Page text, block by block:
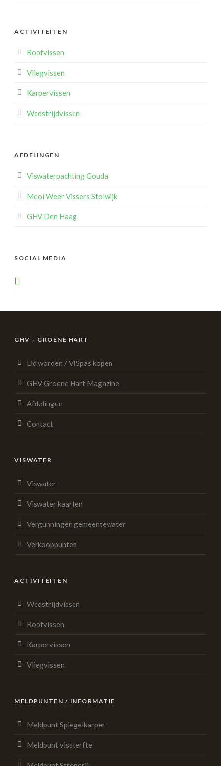
ACTIVITEITEN
Roofvissen
Vliegvissen
Karpervissen
Wedstrijdvissen
AFDELINGEN
Viswaterpachting Gouda
Mooi Weer Vissers Stolwijk
GHV Den Haag
SOCIAL MEDIA
GHV – GROENE HART
Lid worden / VISpas kopen
GHV Groene Hart Magazine
Afdelingen
Contact
VISWATER
Viswater
Viswater kaarten
Vergunningen gemeentewater
Verkooppunten
ACTIVITEITEN
Wedstrijdvissen
Roofvissen
Karpervissen
Vliegvissen
MELDPUNTEN / INFORMATIE
Meldpunt Spiegelkarper
Meldpunt vissterfte